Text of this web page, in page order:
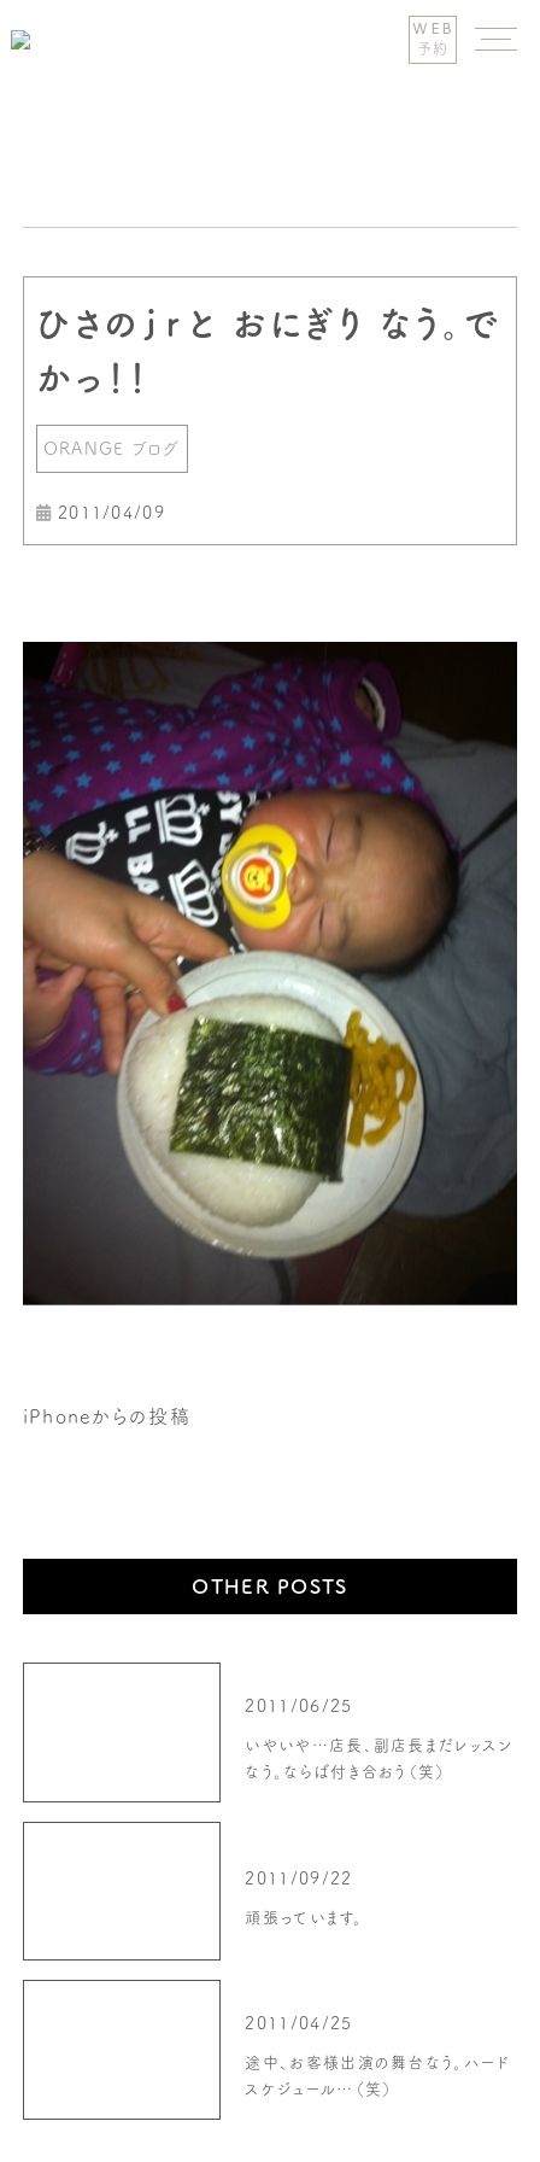
WEB
予約
ひさのｊｒと おにぎり なう。で
かっ！！
ORANGE ブログ
2011/04/09
iPhoneからの投稿
OTHER POSTS
2011/06/25
いやいや…店長、副店長まだレッスン
なう。ならば付き合おう（笑）
2011/09/22
頑張っています。
2011/04/25
途中、お客様出演の舞台なう。ハード
スケジュール…（笑）